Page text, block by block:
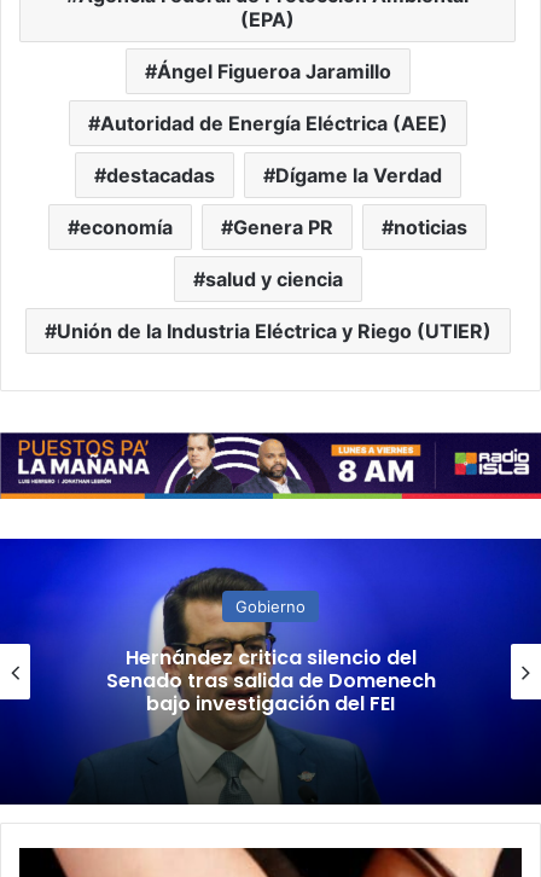
(EPA)
Ángel Figueroa Jaramillo
Autoridad de Energía Eléctrica (AEE)
destacadas Dígame la Verdad
economía Genera PR noticias
salud y ciencia
Unión de la Industria Eléctrica y Riego (UTIER)
Gobierno
Hernández critica silencio del
Senado tras salida de Domenech
bajo investigación del FEI
Detienen